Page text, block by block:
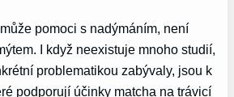
pomoci s nadýmáním, není
I když neexistuje mnoho studií,
problematikou zabývaly, jsou k
podporují účinky matcha na trávicí